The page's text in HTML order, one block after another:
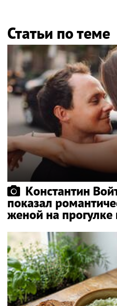
Статьи по теме
Константин
показал
женой на